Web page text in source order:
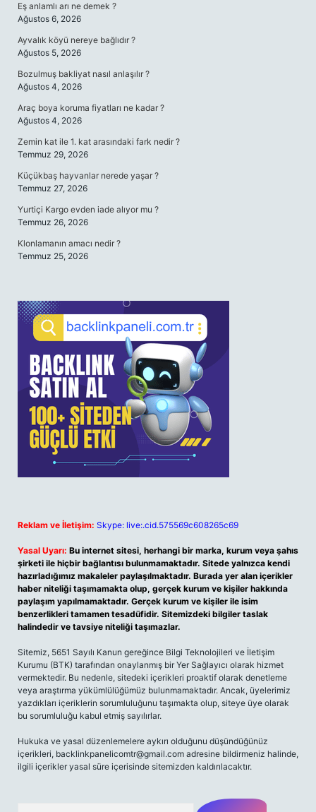
Eş anlamlı arı ne demek ?
Ağustos 6, 2026
Ayvalık köyü nereye bağlıdır ?
Ağustos 5, 2026
Bozulmuş bakliyat nasıl anlaşılır ?
Ağustos 4, 2026
Araç boya koruma fiyatları ne kadar ?
Ağustos 4, 2026
Zemin kat ile 1. kat arasındaki fark nedir ?
Temmuz 29, 2026
Küçükbaş hayvanlar nerede yaşar ?
Temmuz 27, 2026
Yurtiçi Kargo evden iade alıyor mu ?
Temmuz 26, 2026
Klonlamanın amacı nedir ?
Temmuz 25, 2026
Reklam ve İletişim: Skype: live:.cid.575569c608265c69
Yasal Uyarı: Bu internet sitesi, herhangi bir marka, kurum veya şahıs
şirketi ile hiçbir bağlantısı bulunmamaktadır. Sitede yalnızca kendi
hazırladığımız makaleler paylaşılmaktadır. Burada yer alan içerikler
haber niteliği taşımamakta olup, gerçek kurum ve kişiler hakkında
paylaşım yapılmamaktadır. Gerçek kurum ve kişiler ile isim
benzerlikleri tamamen tesadüfidir. Sitemizdeki bilgiler taslak
halindedir ve tavsiye niteliği taşımazlar.
Sitemiz, 5651 Sayılı Kanun gereğince Bilgi Teknolojileri ve İletişim
Kurumu (BTK) tarafından onaylanmış bir Yer Sağlayıcı olarak hizmet
vermektedir. Bu nedenle, sitedeki içerikleri proaktif olarak denetleme
veya araştırma yükümlülüğümüz bulunmamaktadır. Ancak, üyelerimiz
yazdıkları içeriklerin sorumluluğunu taşımakta olup, siteye üye olarak
bu sorumluluğu kabul etmiş sayılırlar.
Hukuka ve yasal düzenlemelere aykırı olduğunu düşündüğünüz
içerikleri, backlinkpanelicomtr@gmail.com adresine bildirmeniz halinde,
ilgili içerikler yasal süre içerisinde sitemizden kaldırılacaktır.